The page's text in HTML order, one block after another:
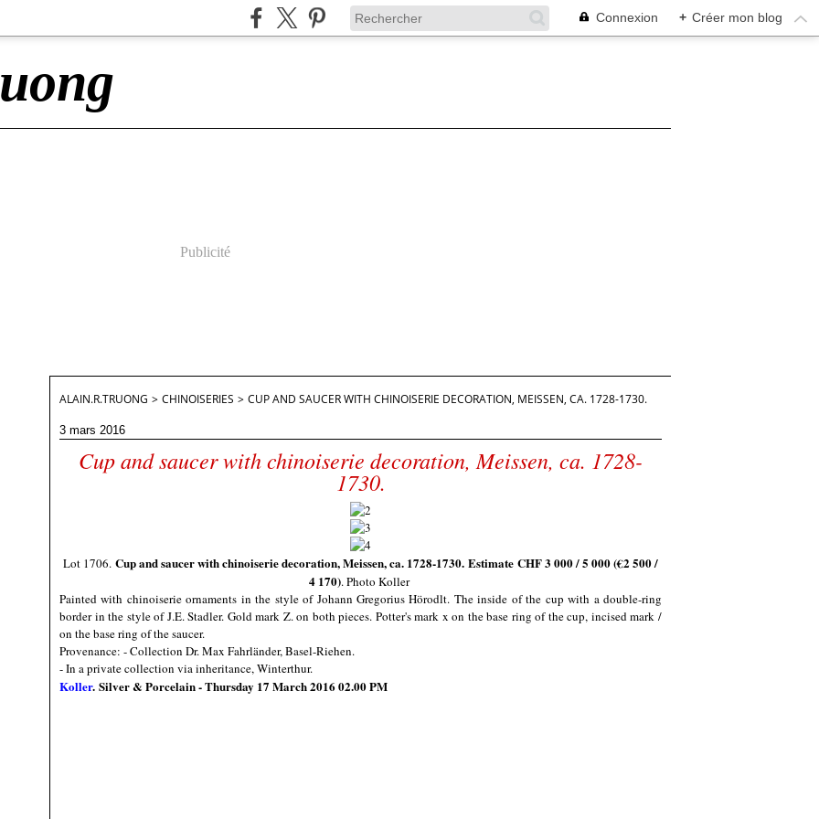
Connexion + Créer mon blog
Publicité
ALAIN.R.TRUONG > CHINOISERIES > CUP AND SAUCER WITH CHINOISERIE DECORATION, MEISSEN, CA. 1728-1730.
3 mars 2016
Cup and saucer with chinoiserie decoration, Meissen, ca. 1728-
1730.
Lot 1706. Cup and saucer with chinoiserie decoration, Meissen, ca. 1728-1730. Estimate CHF 3 000 / 5 000 (€2 500 /
4 170). Photo Koller
Painted with chinoiserie ornaments in the style of Johann Gregorius Hörodlt. The inside of the cup with a double-ring
border in the style of J.E. Stadler. Gold mark Z. on both pieces. Potter's mark x on the base ring of the cup, incised mark /
on the base ring of the saucer.
Provenance: - Collection Dr. Max Fahrländer, Basel-Riehen.
- In a private collection via inheritance, Winterthur.
Koller. Silver & Porcelain - Thursday 17 March 2016 02.00 PM